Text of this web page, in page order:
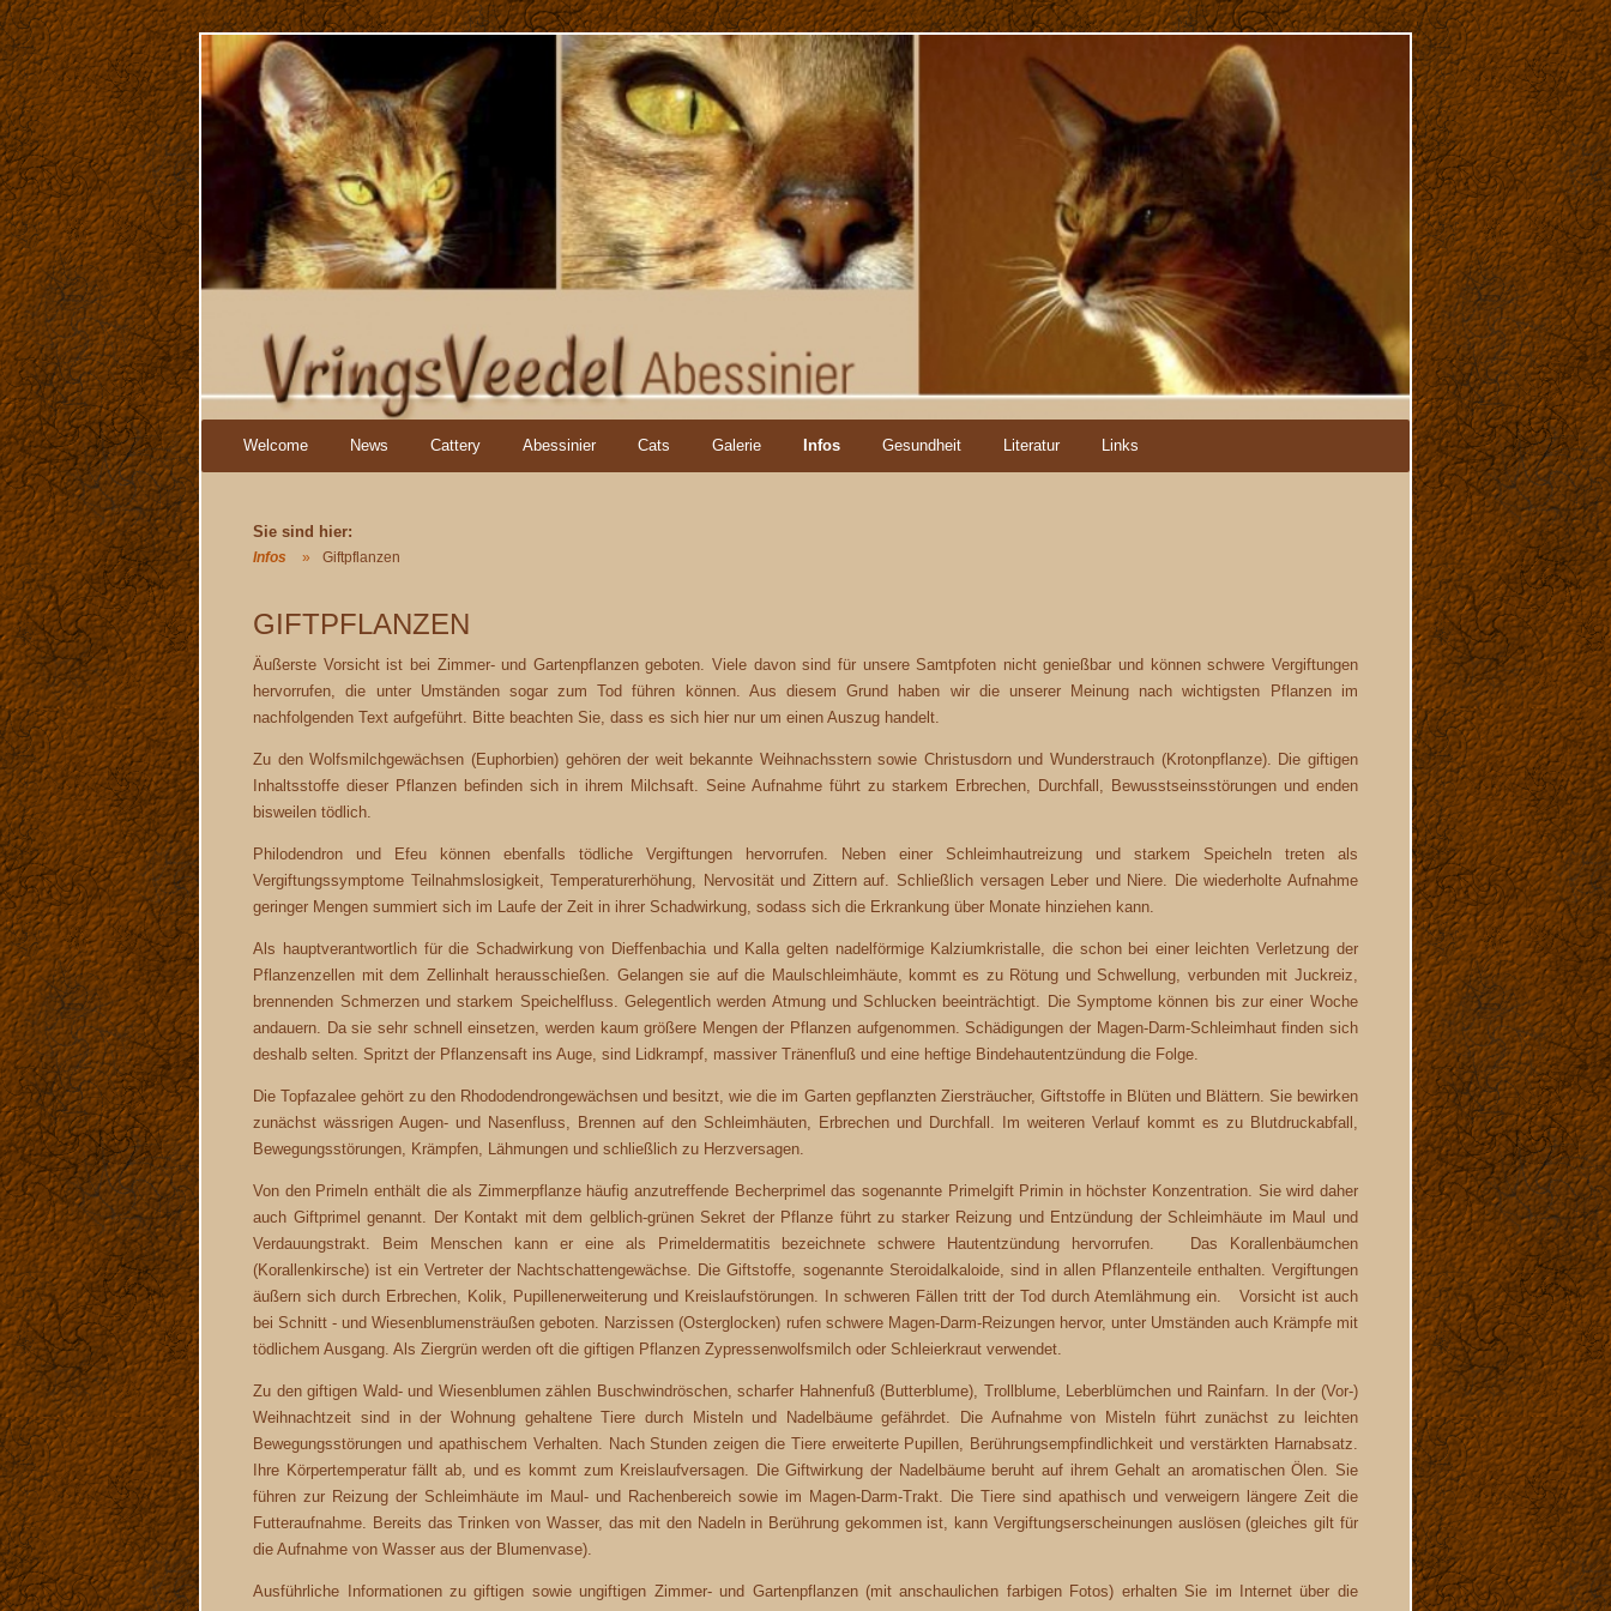
NavigationWelcome News Cattery Abessinier Cats Galerie Infos Gesundheit Literatur Links
Infos Giftpflanzen
GIFTPFLANZEN
Äußerste Vorsicht ist bei Zimmer- und Gartenpflanzen geboten. Viele davon sind für unsere Samtpfoten nicht genießbar und können schwere Vergiftungen
hervorrufen, die unter Umständen sogar zum Tod führen können. Aus diesem Grund haben wir die unserer Meinung nach wichtigsten Pflanzen im
nachfolgenden Text aufgeführt. Bitte beachten Sie, dass es sich hier nur um einen Auszug handelt.
Zu den Wolfsmilchgewächsen (Euphorbien) gehören der weit bekannte Weihnachsstern sowie Christusdorn und Wunderstrauch (Krotonpflanze). Die giftigen
Inhaltsstoffe dieser Pflanzen befinden sich in ihrem Milchsaft. Seine Aufnahme führt zu starkem Erbrechen, Durchfall, Bewusstseinsstörungen und enden
bisweilen tödlich.
Philodendron und Efeu können ebenfalls tödliche Vergiftungen hervorrufen. Neben einer Schleimhautreizung und starkem Speicheln treten als
Vergiftungssymptome Teilnahmslosigkeit, Temperaturerhöhung, Nervosität und Zittern auf. Schließlich versagen Leber und Niere. Die wiederholte Aufnahme
geringer Mengen summiert sich im Laufe der Zeit in ihrer Schadwirkung, sodass sich die Erkrankung über Monate hinziehen kann.
Als hauptverantwortlich für die Schadwirkung von Dieffenbachia und Kalla gelten nadelförmige Kalziumkristalle, die schon bei einer leichten Verletzung der
Pflanzenzellen mit dem Zellinhalt herausschießen. Gelangen sie auf die Maulschleimhäute, kommt es zu Rötung und Schwellung, verbunden mit Juckreiz,
brennenden Schmerzen und starkem Speichelfluss. Gelegentlich werden Atmung und Schlucken beeinträchtigt. Die Symptome können bis zur einer Woche
andauern. Da sie sehr schnell einsetzen, werden kaum größere Mengen der Pflanzen aufgenommen. Schädigungen der Magen-Darm-Schleimhaut finden sich
deshalb selten. Spritzt der Pflanzensaft ins Auge, sind Lidkrampf, massiver Tränenfluß und eine heftige Bindehautentzündung die Folge.
Die Topfazalee gehört zu den Rhododendrongewächsen und besitzt, wie die im Garten gepflanzten Ziersträucher, Giftstoffe in Blüten und Blättern. Sie bewirken
zunächst wässrigen Augen- und Nasenfluss, Brennen auf den Schleimhäuten, Erbrechen und Durchfall. Im weiteren Verlauf kommt es zu Blutdruckabfall,
Bewegungsstörungen, Krämpfen, Lähmungen und schließlich zu Herzversagen.
Von den Primeln enthält die als Zimmerpflanze häufig anzutreffende Becherprimel das sogenannte Primelgift Primin in höchster Konzentration. Sie wird daher
auch Giftprimel genannt. Der Kontakt mit dem gelblich-grünen Sekret der Pflanze führt zu starker Reizung und Entzündung der Schleimhäute im Maul und
Verdauungstrakt. Beim Menschen kann er eine als Primeldermatitis bezeichnete schwere Hautentzündung hervorrufen. Das Korallenbäumchen
(Korallenkirsche) ist ein Vertreter der Nachtschattengewächse. Die Giftstoffe, sogenannte Steroidalkaloide, sind in allen Pflanzenteile enthalten. Vergiftungen
äußern sich durch Erbrechen, Kolik, Pupillenerweiterung und Kreislaufstörungen. In schweren Fällen tritt der Tod durch Atemlähmung ein. Vorsicht ist auch
bei Schnitt - und Wiesenblumensträußen geboten. Narzissen (Osterglocken) rufen schwere Magen-Darm-Reizungen hervor, unter Umständen auch Krämpfe mit
tödlichem Ausgang. Als Ziergrün werden oft die giftigen Pflanzen Zypressenwolfsmilch oder Schleierkraut verwendet.
Zu den giftigen Wald- und Wiesenblumen zählen Buschwindröschen, scharfer Hahnenfuß (Butterblume), Trollblume, Leberblümchen und Rainfarn. In der (Vor-)
Weihnachtzeit sind in der Wohnung gehaltene Tiere durch Misteln und Nadelbäume gefährdet. Die Aufnahme von Misteln führt zunächst zu leichten
Bewegungsstörungen und apathischem Verhalten. Nach Stunden zeigen die Tiere erweiterte Pupillen, Berührungsempfindlichkeit und verstärkten Harnabsatz.
Ihre Körpertemperatur fällt ab, und es kommt zum Kreislaufversagen. Die Giftwirkung der Nadelbäume beruht auf ihrem Gehalt an aromatischen Ölen. Sie
führen zur Reizung der Schleimhäute im Maul- und Rachenbereich sowie im Magen-Darm-Trakt. Die Tiere sind apathisch und verweigern längere Zeit die
Futteraufnahme. Bereits das Trinken von Wasser, das mit den Nadeln in Berührung gekommen ist, kann Vergiftungserscheinungen auslösen (gleiches gilt für
die Aufnahme von Wasser aus der Blumenvase).
Ausführliche Informationen zu giftigen sowie ungiftigen Zimmer- und Gartenpflanzen (mit anschaulichen farbigen Fotos) erhalten Sie im Internet über die